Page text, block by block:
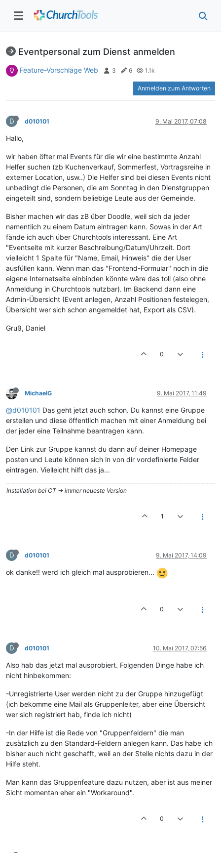
Eventpersonal zum Dienst anmelden
Feature-Vorschläge Web 3 6 1.1k
Anmelden zum Antworten
D d010101 9. Mai 2017, 07:08
Hallo,
wir haben öfter mal Events für die wir eine bestimmte Anzahl
Helfer suchen (zb Kuchenverkauf, Sommerfest, Vortragsreihe in
externer Location, usw..) Die Helfer sind bei diesen Events nicht
unbedingt die Personen, die am Sonntag in den Dienstgruppen
eingeteilt sind, sondern beliebige Leute aus der Gemeinde.
Bisher machen wir das zB über Doodle, weil sich da jeder
namentlich zu einem Datum eintragen kann. Sowas in der Art
fände ich auch über Churchtools interessant. Eine Art
"Eventseite mit kurzer Beschreibung/Datum/Uhrzeit. Dort
vielleicht 1 Spalte für "Name, Email, Hinweis" die der User
ausfüllen kann. Wenn man das "Frontend-Formular" noch in die
eigene Internetseite einbinden könnte wäre das toll (also ohne
Anmeldung in Churchtools nutzbar). Im Backend dann eine
Admin-Übersicht (Event anlegen, Anzahl Positionen festelegen,
Übersicht wer sich schon angemeldet hat, Export als CSV).
Gruß, Daniel
0
MichaelG 9. Mai 2017, 11:49
@d010101 Das geht jetzt auch schon. Du kannst eine Gruppe
erstellen und diese öffentlich machen mit einer Anmeldung bei
der jeder eine Teilnahme beantragen kann.
Den Link zur Gruppe kannst du dann auf deiner Homepage
posten und Leute können sich in von dir vordefinierte Felder
eintragen. Vielleicht hilft das ja...
Installation bei CT -> immer neueste Version
1
D d010101 9. Mai 2017, 14:09
ok danke!! werd ich gleich mal ausprobieren...
0
D d010101 10. Mai 2017, 07:56
Also hab das jetzt mal ausprobiert. Folgenden Dinge habe ich
nicht hinbekommen:
-Unregistrierte User werden nicht zu der Gruppe hinzugefügt
(ich bekomme eine Mail als Gruppenleiter, aber eine Übersicht
wer sich registriert hab, finde ich nicht)
-In der Hilfe ist die Rede von "Gruppenfeldern" die man
zusätzlich zu den Standard-Feldern anlegen kann. Das habe ich
bisher auch nicht geschafft, weil an der Stelle nichts dazu in der
Hilfe steht.
Man kann das Gruppenfeature dazu nutzen, aber ist aus meiner
Sicht momentan eher ein "Workaround".
0